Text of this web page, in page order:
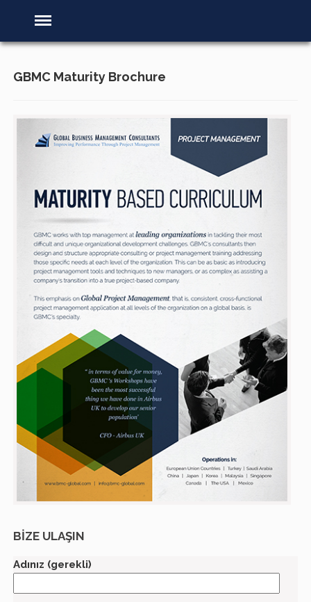
GBMC Maturity Brochure
BİZE ULAŞIN
Adınız (gerekli)